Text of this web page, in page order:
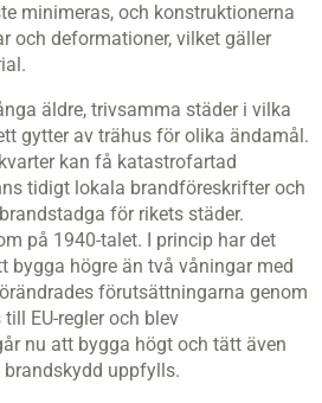
minimeras, och konstruktionerna
och deformationer, vilket gäller
äldre, trivsamma städer i vilka
gytter av trähus för olika ändamål.
kan få katastrofartad
tidigt lokala brandföreskrifter och
för rikets städer.
på 1940-talet. I princip har det
bygga högre än två våningar med
förutsättningarna genom
EU-regler och blev
nu att bygga högt och tätt även
brandskydd uppfylls.